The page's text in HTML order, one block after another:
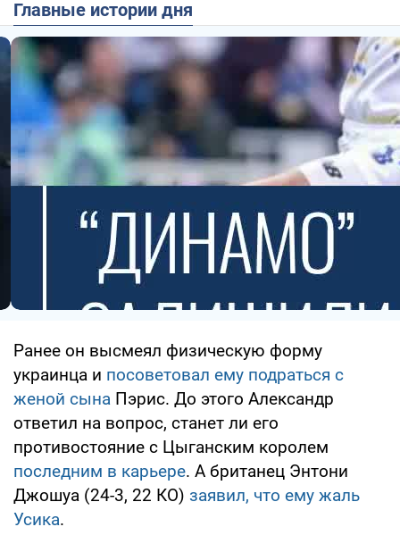
Главные истории дня
Ранее он высмеял физическую форму
украинца и посоветовал ему подраться с
женой сына Пэрис. До этого Александр
ответил на вопрос, станет ли его
противостояние с Цыганским королем
последним в карьере. А британец Энтони
Джошуа (24-3, 22 КО) заявил, что ему жаль
Усика.